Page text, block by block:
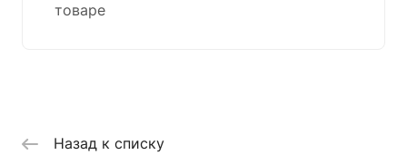
товаре
Назад к списку